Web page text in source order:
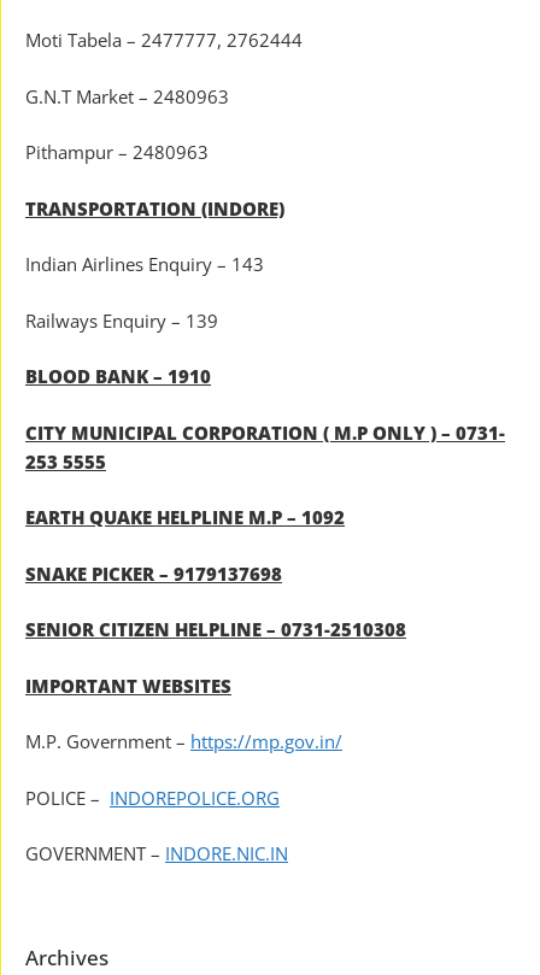
Moti Tabela – 2477777, 2762444
G.N.T Market – 2480963
Pithampur – 2480963
TRANSPORTATION (INDORE)
Indian Airlines Enquiry – 143
Railways Enquiry – 139
BLOOD BANK – 1910
CITY MUNICIPAL CORPORATION ( M.P ONLY ) – 0731-
253 5555
EARTH QUAKE HELPLINE M.P – 1092
SNAKE PICKER – 9179137698
SENIOR CITIZEN HELPLINE – 0731-2510308
IMPORTANT WEBSITES
M.P. Government – https://mp.gov.in/
POLICE – INDOREPOLICE.ORG
GOVERNMENT – INDORE.NIC.IN
Archives